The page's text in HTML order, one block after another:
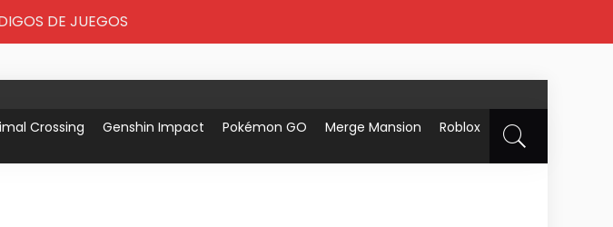
Crossing Genshin Impact Pokémon GO Merge Mansion Roblox
DE JUEGOS